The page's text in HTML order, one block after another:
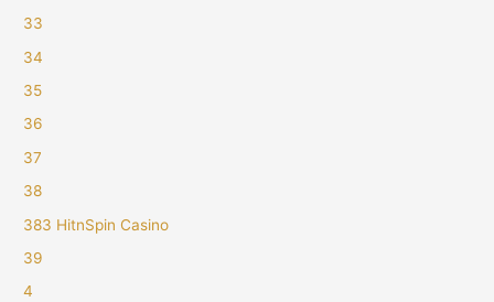
33
34
35
36
37
38
383 HitnSpin Casino
39
4